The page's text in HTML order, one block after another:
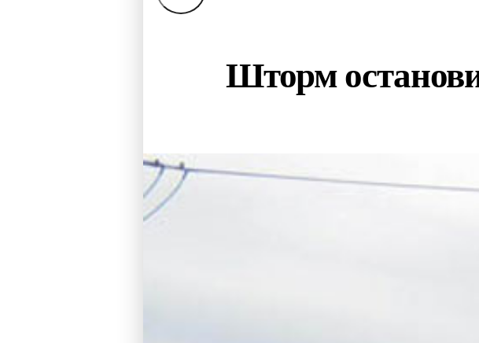
Шторм